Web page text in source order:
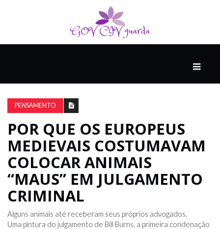
DO
THINK
COMPANHEIRO
COMEÇA
COM
UM
ESTRONDO
PENSAMENTO
POR QUE OS EUROPEUS
MEDIEVAIS COSTUMAVAM
COLOCAR ANIMAIS
“MAUS” EM JULGAMENTO
CRIMINAL
Alguns animais até receberam seus próprios advogados.
Uma pintura do julgamento de Bill Burns, a primeira condenação